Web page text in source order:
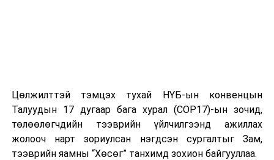
УНШСАН: 6532
ДАРААХ МЭДЭЭ
Өнөөдөр цахилгаан шугам тоноглолд засвар үйлчилгээ
хийх хуваарь
Цөлжилттэй тэмцэх тухай НҮБ-ын конвенцын
Талуудын 17 дугаар бага хурал (COP17)-ын зочид,
төлөөлөгчдийн тээврийн үйлчилгээнд ажиллах
жолооч нарт зориулсан нэгдсэн сургалтыг Зам,
тээврийн яамны “Хөсөг” танхимд зохион байгууллаа.